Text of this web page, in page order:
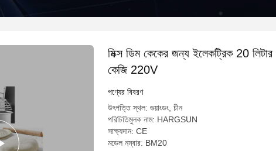
মিক্স ডিম কেকের জন্য ইলেকট্রিক 20 লিটার
কেজি 220V
পণ্যের বিবরণ
উৎপত্তি স্থল: গুয়াংডং, চীন
পরিচিতিমুলক নাম: HARGSUN
সাক্ষ্যদান: CE
মডেল নম্বার: BM20